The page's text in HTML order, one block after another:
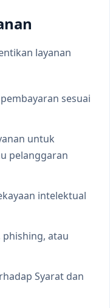
layanan
sesuai
untuk
pelanggaran
intelektual
phishing, atau
Syarat dan